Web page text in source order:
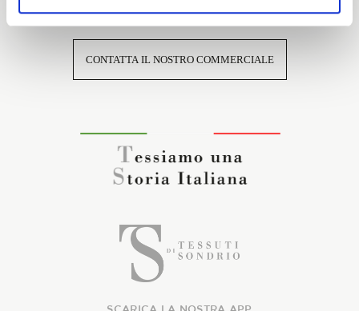
Interessato a questo tessuto?
CONTATTA IL NOSTRO COMMERCIALE